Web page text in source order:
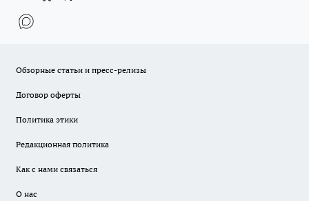
Обзорные статьи и пресс-релизы
Договор оферты
Политика этики
Редакционная политика
Как с нами связаться
О нас